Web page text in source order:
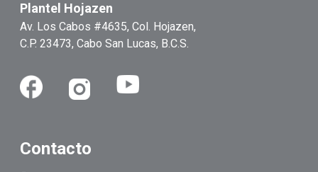
Plantel Hojazen
Av. Los Cabos #4635, Col. Hojazen,
C.P. 23473, Cabo San Lucas, B.C.S.
Contacto